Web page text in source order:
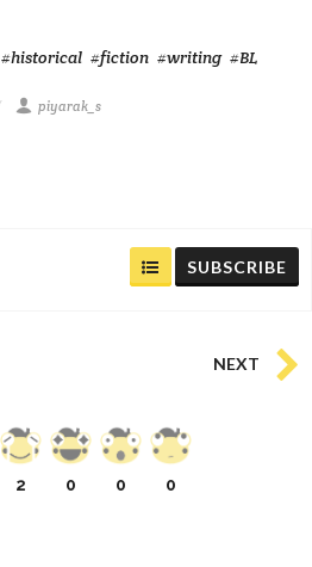
#historical #fiction #writing #BL
piyarak_s
SUBSCRIBE
NEXT
2 0 0 0